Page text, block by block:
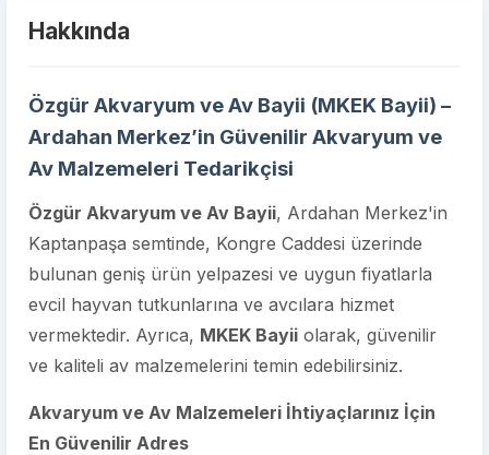
Hakkında
Özgür Akvaryum ve Av Bayii (MKEK Bayii) –
Ardahan Merkez’in Güvenilir Akvaryum ve
Av Malzemeleri Tedarikçisi
Özgür Akvaryum ve Av Bayii, Ardahan Merkez'in
Kaptanpaşa semtinde, Kongre Caddesi üzerinde
bulunan geniş ürün yelpazesi ve uygun fiyatlarla
evcil hayvan tutkunlarına ve avcılara hizmet
vermektedir. Ayrıca, MKEK Bayii olarak, güvenilir
ve kaliteli av malzemelerini temin edebilirsiniz.
Akvaryum ve Av Malzemeleri İhtiyaçlarınız İçin
En Güvenilir Adres